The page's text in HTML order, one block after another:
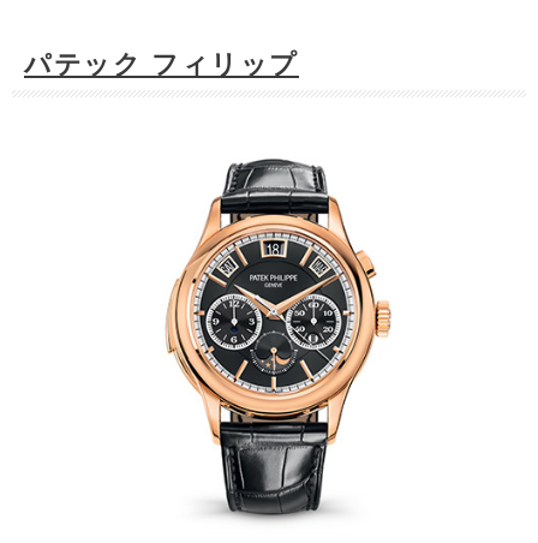
パテック フィリップ